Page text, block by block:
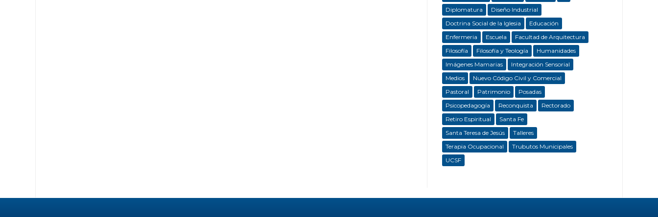
Diplomatura
Diseño Industrial
Doctrina Social de la Iglesia
Educación
Enfermeria
Escuela
Facultad de Arquitectura
Filosofía
Filosofía y Teología
Humanidades
Imágenes Mamarias
Integración Sensorial
Medios
Nuevo Código Civil y Comercial
Pastoral
Patrimonio
Posadas
Psicopedagogía
Reconquista
Rectorado
Retiro Espiritual
Santa Fe
Santa Teresa de Jesús
Talleres
Terapia Ocupacional
Trubutos Municipales
UCSF